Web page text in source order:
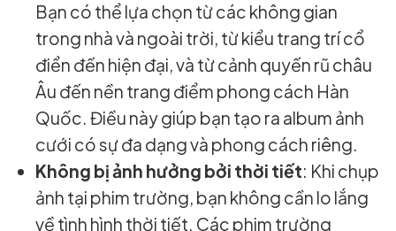
Bạn có thể lựa chọn từ các không gian
trong nhà và ngoài trời, từ kiểu trang trí cổ
điển đến hiện đại, và từ cảnh quyến rũ châu
Âu đến nền trang điểm phong cách Hàn
Quốc. Điều này giúp bạn tạo ra album ảnh
cưới có sự đa dạng và phong cách riêng.
Không bị ảnh hưởng bởi thời tiết: Khi chụp
ảnh tại phim trường, bạn không cần lo lắng
về tình hình thời tiết. Các phim trường